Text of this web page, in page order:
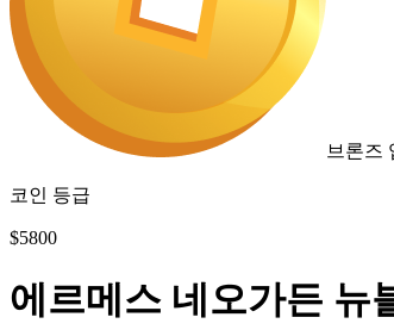
브론즈
코인 등급
$5800
에르메스 네오가든 뉴